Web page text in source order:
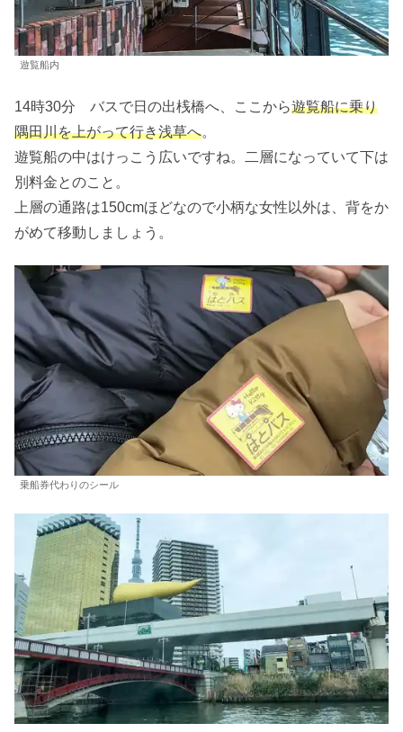
遊覧船内
14時30分 バスで日の出桟橋へ、ここから遊覧船に乗り
隅田川を上がって行き浅草へ。
遊覧船の中はけっこう広いですね。二層になっていて下は
別料金とのこと。
上層の通路は150cmほどなので小柄な女性以外は、背をか
がめて移動しましょう。
乗船券代わりのシール